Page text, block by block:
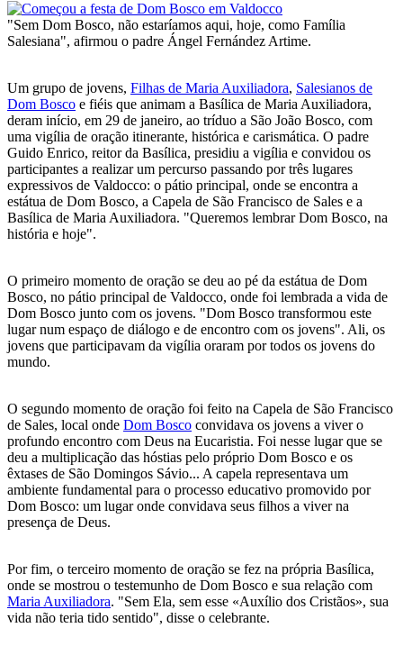
"Sem Dom Bosco, não estaríamos aqui, hoje, como Família
Salesiana", afirmou o padre Ángel Fernández Artime.
Um grupo de jovens, Filhas de Maria Auxiliadora, Salesianos de
Dom Bosco e fiéis que animam a Basílica de Maria Auxiliadora,
deram início, em 29 de janeiro, ao tríduo a São João Bosco, com
uma vigília de oração itinerante, histórica e carismática. O padre
Guido Enrico, reitor da Basílica, presidiu a vigília e convidou os
participantes a realizar um percurso passando por três lugares
expressivos de Valdocco: o pátio principal, onde se encontra a
estátua de Dom Bosco, a Capela de São Francisco de Sales e a
Basílica de Maria Auxiliadora. "Queremos lembrar Dom Bosco, na
história e hoje".
O primeiro momento de oração se deu ao pé da estátua de Dom
Bosco, no pátio principal de Valdocco, onde foi lembrada a vida de
Dom Bosco junto com os jovens. "Dom Bosco transformou este
lugar num espaço de diálogo e de encontro com os jovens". Ali, os
jovens que participavam da vigília oraram por todos os jovens do
mundo.
O segundo momento de oração foi feito na Capela de São Francisco
de Sales, local onde Dom Bosco convidava os jovens a viver o
profundo encontro com Deus na Eucaristia. Foi nesse lugar que se
deu a multiplicação das hóstias pelo próprio Dom Bosco e os
êxtases de São Domingos Sávio... A capela representava um
ambiente fundamental para o processo educativo promovido por
Dom Bosco: um lugar onde convidava seus filhos a viver na
presença de Deus.
Por fim, o terceiro momento de oração se fez na própria Basílica,
onde se mostrou o testemunho de Dom Bosco e sua relação com
Maria Auxiliadora. "Sem Ela, sem esse «Auxílio dos Cristãos», sua
vida não teria tido sentido", disse o celebrante.